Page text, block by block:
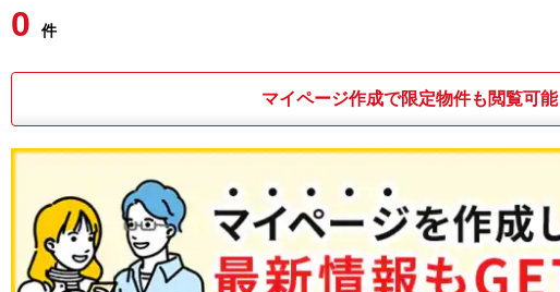
0 件
マイページ作成で限定物件も閲覧可能